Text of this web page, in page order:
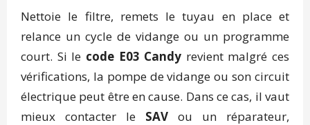
Nettoie le filtre, remets le tuyau en place et
relance un cycle de vidange ou un programme
court. Si le code E03 Candy revient malgré ces
vérifications, la pompe de vidange ou son circuit
électrique peut être en cause. Dans ce cas, il vaut
mieux contacter le SAV ou un réparateur,